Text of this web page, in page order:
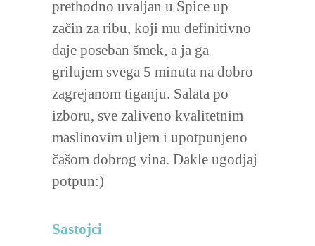
prethodno uvaljan u Spice up
začin za ribu, koji mu definitivno
daje poseban šmek, a ja ga
grilujem svega 5 minuta na dobro
zagrejanom tiganju. Salata po
izboru, sve zaliveno kvalitetnim
maslinovim uljem i upotpunjeno
čašom dobrog vina. Dakle ugodjaj
potpun:)
Sastojci